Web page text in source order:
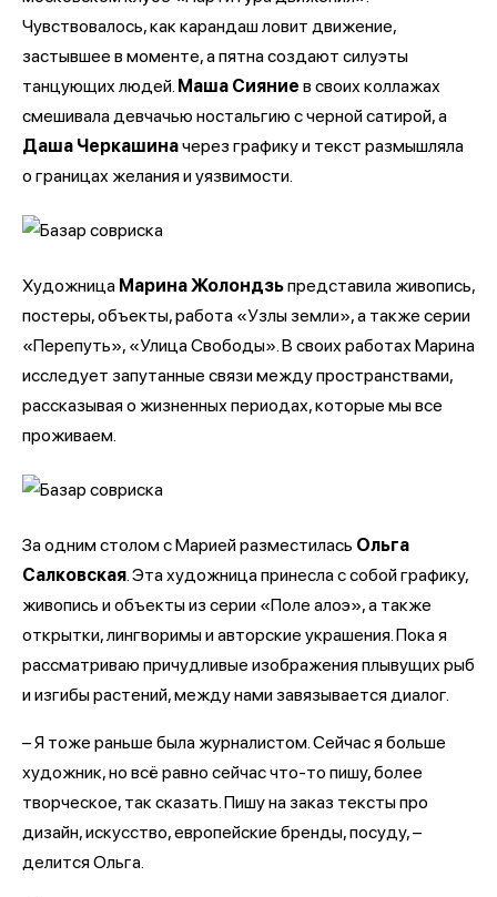
Чувствовалось, как карандаш ловит движение,
застывшее в моменте, а пятна создают силуэты
танцующих людей. Маша Сияние в своих коллажах
смешивала девчачью ностальгию с черной сатирой, а
Даша Черкашиначерез графику и текст размышляла
о границах желания и уязвимости.
Художница Марина Жолондзьпредставила живопись,
постеры, объекты, работа «Узлы земли», а также серии
«Перепуть», «Улица Свободы». В своих работах Марина
исследует запутанные связи между пространствами,
рассказывая о жизненных периодах, которые мы все
проживаем.
За одним столом с Марией разместилась Ольга
Салковская . Эта художница принесла с собой графику,
живопись и объекты из серии «Поле алоэ», а также
открытки, лингворимы и авторские украшения. Пока я
рассматриваю причудливые изображения плывущих рыб
и изгибы растений, между нами завязывается диалог.
– Я тоже раньше была журналистом. Сейчас я больше
художник, но всё равно сейчас что-то пишу, более
творческое, так сказать. Пишу на заказ тексты про
дизайн, искусство, европейские бренды, посуду, –
делится Ольга.